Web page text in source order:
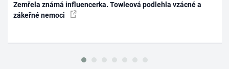
Zemřela známá influencerka. Towleová podlehla vzácné a
zákeřné nemoci